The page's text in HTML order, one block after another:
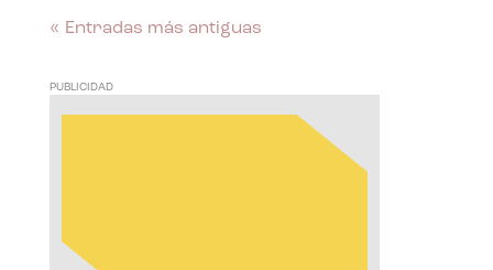
« Entradas más antiguas
PUBLICIDAD